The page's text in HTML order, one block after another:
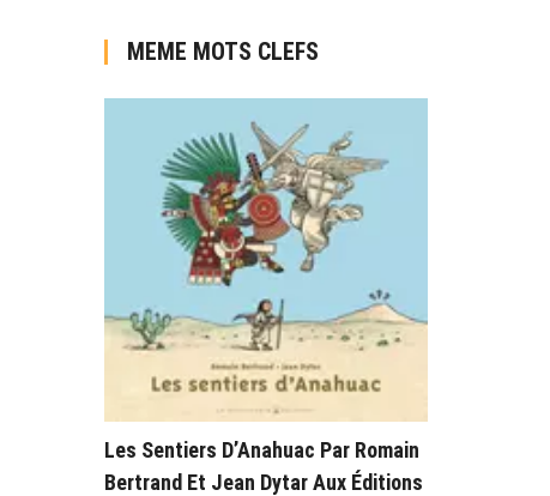
MEME MOTS CLEFS
Les Sentiers D’Anahuac Par Romain
Bertrand Et Jean Dytar Aux Éditions